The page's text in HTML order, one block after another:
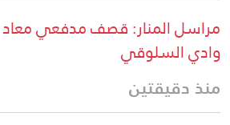
مراسل المنار: قصف مدفعي
وادي السلوقي
منذ دقيقتين